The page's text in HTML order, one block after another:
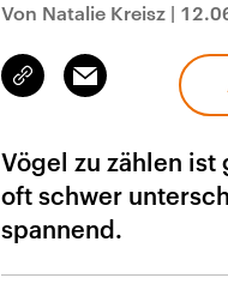
Von Natalie Kreisz |
Link
kopieren/teilen
Email
Vögel zu zählen ist
oft schwer
spannend.